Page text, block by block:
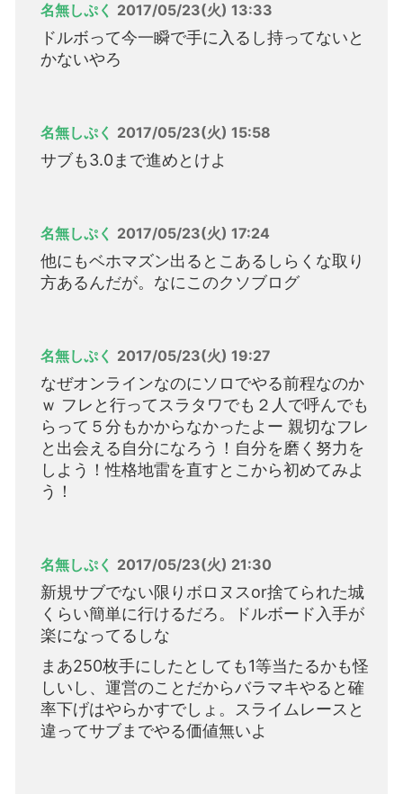
名無しぷく 2017/05/23(火) 13:33
ドルボって今一瞬で手に入るし持ってないと
かないやろ
名無しぷく 2017/05/23(火) 15:58
サブも3.0まで進めとけよ
名無しぷく 2017/05/23(火) 17:24
他にもベホマズン出るとこあるしらくな取り
方あるんだが。なにこのクソブログ
名無しぷく 2017/05/23(火) 19:27
なぜオンラインなのにソロでやる前程なのか
ｗ フレと行ってスラタワでも２人で呼んでも
らって５分もかからなかったよー 親切なフレ
と出会える自分になろう！自分を磨く努力を
しよう！性格地雷を直すとこから初めてみよ
う！
名無しぷく 2017/05/23(火) 21:30
新規サブでない限りボロヌスor捨てられた城
くらい簡単に行けるだろ。ドルボード入手が
楽になってるしな
まあ250枚手にしたとしても1等当たるかも怪
しいし、運営のことだからバラマキやると確
率下げはやらかすでしょ。スライムレースと
違ってサブまでやる価値無いよ